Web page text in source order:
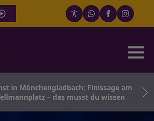
in Mönchengladbach: Finissage am
– das musst du wissen